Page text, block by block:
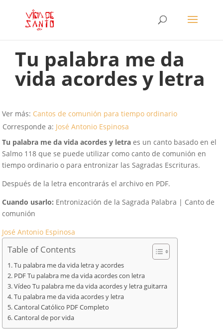
Tu palabra me da
vida acordes y letra
Ver más: Cantos de comunión para tiempo ordinario
Corresponde a: José Antonio Espinosa
Tu palabra me da vida acordes y letra es un canto basado en el
Salmo 118 que se puede utilizar como canto de comunión en
tiempo ordinario o para entronizar las Sagradas Escrituras.
Después de la letra encontrarás el archivo en PDF.
Cuando usarlo: Entronización de la Sagrada Palabra | Canto de
comunión
José Antonio Espinosa
Table of Contents
Tu palabra me da vida letra y acordes
PDF Tu palabra me da vida acordes con letra
Vídeo Tu palabra me da vida acordes y letra guitarra
Tu palabra me da vida acordes y letra
Cantoral Católico PDF Completo
Cantoral de por vida